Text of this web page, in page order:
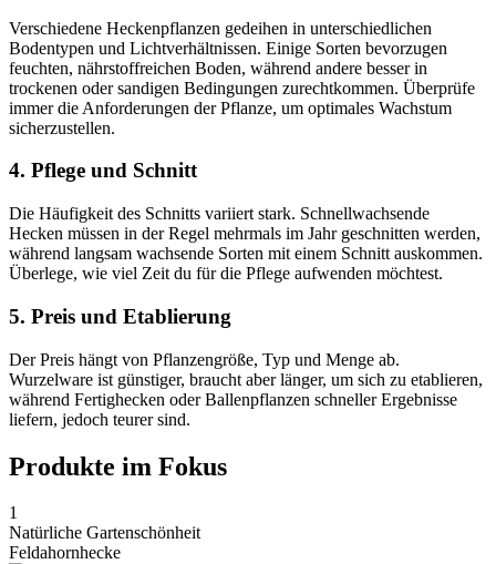
Verschiedene Heckenpflanzen gedeihen in unterschiedlichen
Bodentypen und Lichtverhältnissen. Einige Sorten bevorzugen
feuchten, nährstoffreichen Boden, während andere besser in
trockenen oder sandigen Bedingungen zurechtkommen. Überprüfe
immer die Anforderungen der Pflanze, um optimales Wachstum
sicherzustellen.
4. Pflege und Schnitt
Die Häufigkeit des Schnitts variiert stark. Schnellwachsende
Hecken müssen in der Regel mehrmals im Jahr geschnitten werden,
während langsam wachsende Sorten mit einem Schnitt auskommen.
Überlege, wie viel Zeit du für die Pflege aufwenden möchtest.
5. Preis und Etablierung
Der Preis hängt von Pflanzengröße, Typ und Menge ab.
Wurzelware ist günstiger, braucht aber länger, um sich zu etablieren,
während Fertighecken oder Ballenpflanzen schneller Ergebnisse
liefern, jedoch teurer sind.
Produkte im Fokus
1
Natürliche Gartenschönheit
Feldahornhecke